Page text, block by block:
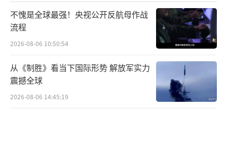
不愧是全球最强！央视公开反航母作战
流程
2026-08-06 10:50:54
从《制胜》看当下国际形势 解放军实力
震撼全球
2026-08-06 14:45:19